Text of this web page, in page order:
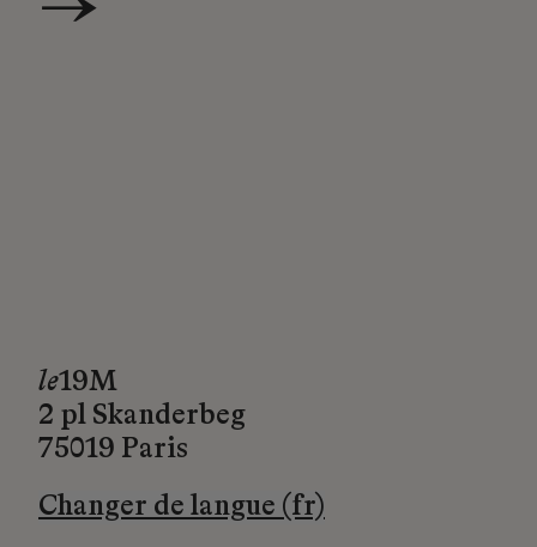
→
le19M
2 pl Skanderbeg
75019 Paris
Changer de langue (fr)